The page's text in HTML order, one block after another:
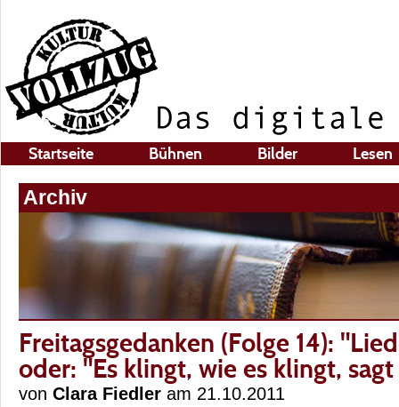
Startseite Bühnen Bilder Lesen
Archiv
Freitagsgedanken (Folge 14):
oder: "Es klingt, wie es klingt,
von Clara Fiedler am 21.10.2011